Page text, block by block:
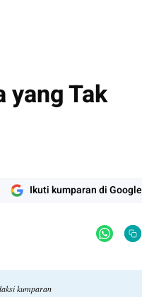
yang Tak
Ikuti kumparan di Google
kumparan